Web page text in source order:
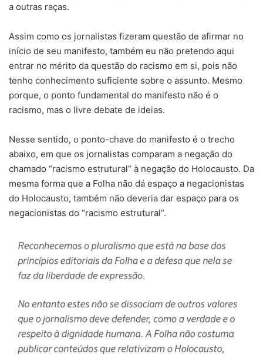
a outras raças.
Assim como os jornalistas fizeram questão de afirmar no
início de seu manifesto, também eu não pretendo aqui
entrar no mérito da questão do racismo em si, pois não
tenho conhecimento suficiente sobre o assunto. Mesmo
porque, o ponto fundamental do manifesto não é o
racismo, mas o livre debate de ideias.
Nesse sentido, o ponto-chave do manifesto é o trecho
abaixo, em que os jornalistas comparam a negação do
chamado “racismo estrutural” à negação do Holocausto. Da
mesma forma que a Folha não dá espaço a negacionistas
do Holocausto, também não deveria dar espaço para os
negacionistas do “racismo estrutural”.